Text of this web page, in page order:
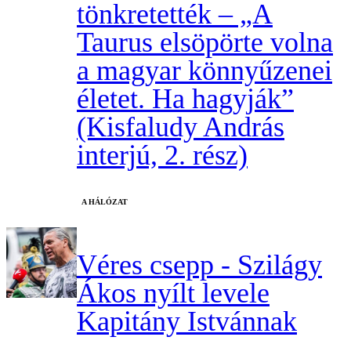
tönkretették – „A
Taurus elsöpörte volna
a magyar könnyűzenei
életet. Ha hagyják”
(Kisfaludy András
interjú, 2. rész)
A HÁLÓZAT
Véres csepp - Szilágy
Ákos nyílt levele
Kapitány Istvánnak